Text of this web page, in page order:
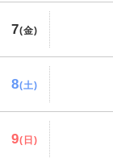
7(金)
8(土)
9(日)